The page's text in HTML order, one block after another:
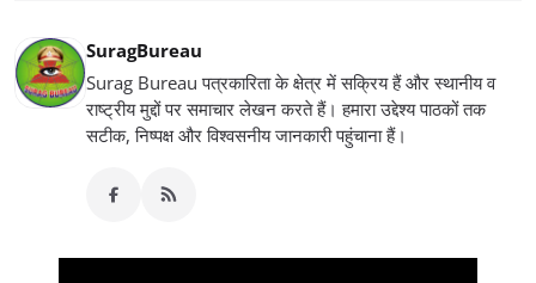
SuragBureau
Surag Bureau पत्रकारिता के क्षेत्र में सक्रिय हैं और स्थानीय व
राष्ट्रीय मुद्दों पर समाचार लेखन करते हैं। हमारा उद्देश्य पाठकों तक
सटीक, निष्पक्ष और विश्वसनीय जानकारी पहुंचाना हैं।